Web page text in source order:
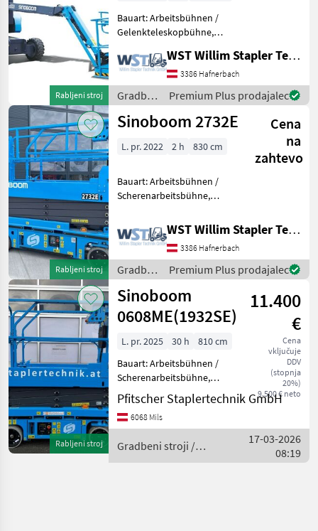
vse
(20)
Marketplace
Ponudbe
trgovcev
Mali
oglasi
Rabljeni stroj
Bauart: Arbeitsbühnen /
Gelenkteleskopbühne,
2000mm, Gradbeni stroji
Dvigalne ploščadi
WST Willim Stapler Technik GmbH
3386 Hafnerbach
Gradbeni
stroji /
Sinoboom
Premium Plus prodajalec
Rabljeni stroj
Sinoboom 2732E
Cena
na
zahtevo
L. pr. 2022 2 h 830 cm
Bauart: Arbeitsbühnen /
Scherenarbeitsbühne,
Dvigalne ploščadi
WST Willim Stapler Technik GmbH
3386 Hafnerbach
Gradbeni
stroji /
Sinoboom
Premium Plus prodajalec
Rabljeni stroj
Sinoboom
0608ME(1932SE)
11.400
€
Cena
vključuje
DDV
(stopnja
20%)
9.500 € neto
L. pr. 2025 30 h
810 cm
Bauart: Arbeitsbühnen /
Scherenarbeitsbühne,
Tragkraft: 230kg, Bauhöhe:
2140mm, Batterie: Bj. 2025
24V 225Ah , Bereifung
, Bereifung hinte
Pfitscher Staplertechnik GmbH
6068 Mils
Gradbeni stroji /
Sinoboom
17-03-2026
08:19